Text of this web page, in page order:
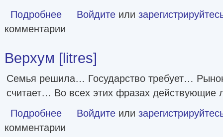
Подробнее о Старость
Войдите или
комментарии
Верхум [litres]
Семья решила… Государство требует…
считает… Во всех этих фразах действующие
Подробнее о Верхум [litres]
Войдите или
комментарии